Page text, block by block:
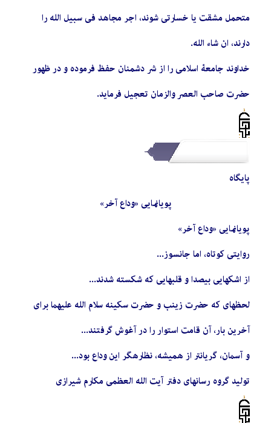
متحمل مشقت یا خسارتی شوند، اجر مجاهد فی سبیل الله را
دارند، ان شاء الله.
خداوند جامعۀ اسلامی را از شر دشمنان حفظ فرموده و در ظهور
حضرت صاحب العصر والزمان تعجیل فرماید.
پایگاه
پویانمایی «وداع آخر»
پویانمایی «وداع آخر»
روایتی کوتاه، اما جانسوز...
از اشکهایی بیصدا و قلبهایی که شکسته شدند...
لحظهای که حضرت زینب و حضرت سکینه سلام الله علیهما برای
آخرین بار، آن قامت استوار را در آغوش گرفتند...
و آسمان، گریانتر از همیشه، نظارهگر این وداع بود...
تولید گروه رسانهای دفتر آیت الله العظمی مکارم شیرازی